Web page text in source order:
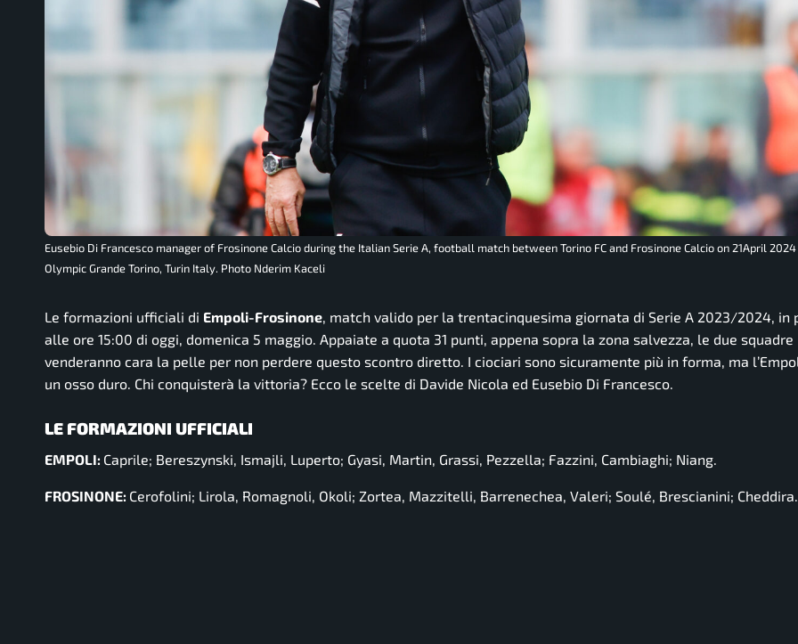
Eusebio Di Francesco manager of Frosinone Calcio during the Italian Serie A, football match between Torino FC and Frosinone Calcio on 21April
Olympic Grande Torino, Turin Italy. Photo Nderim Kaceli
Le formazioni ufficiali di Empoli-Frosinone , match valido per la trentacinquesima giornata di Serie A 2023/2024, in
alle ore 15:00 di oggi, domenica 5 maggio. Appaiate a quota 31 punti, appena sopra la zona salvezza, le due squadre
venderanno cara la pelle per non perdere questo scontro diretto. I ciociari sono sicuramente più in forma, ma
un osso duro. Chi conquisterà la vittoria? Ecco le scelte di Davide Nicola ed Eusebio Di Francesco.
LE FORMAZIONI UFFICIALI
EMPOLI: Caprile; Bereszynski, Ismajli, Luperto; Gyasi, Martin, Grassi, Pezzella; Fazzini, Cambiaghi; Niang.
FROSINONE: Cerofolini; Lirola, Romagnoli, Okoli; Zortea, Mazzitelli, Barrenechea, Valeri; Soulé, Brescianini; Cheddira.